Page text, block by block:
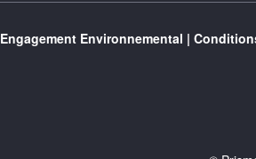
Engagement Environnemental |